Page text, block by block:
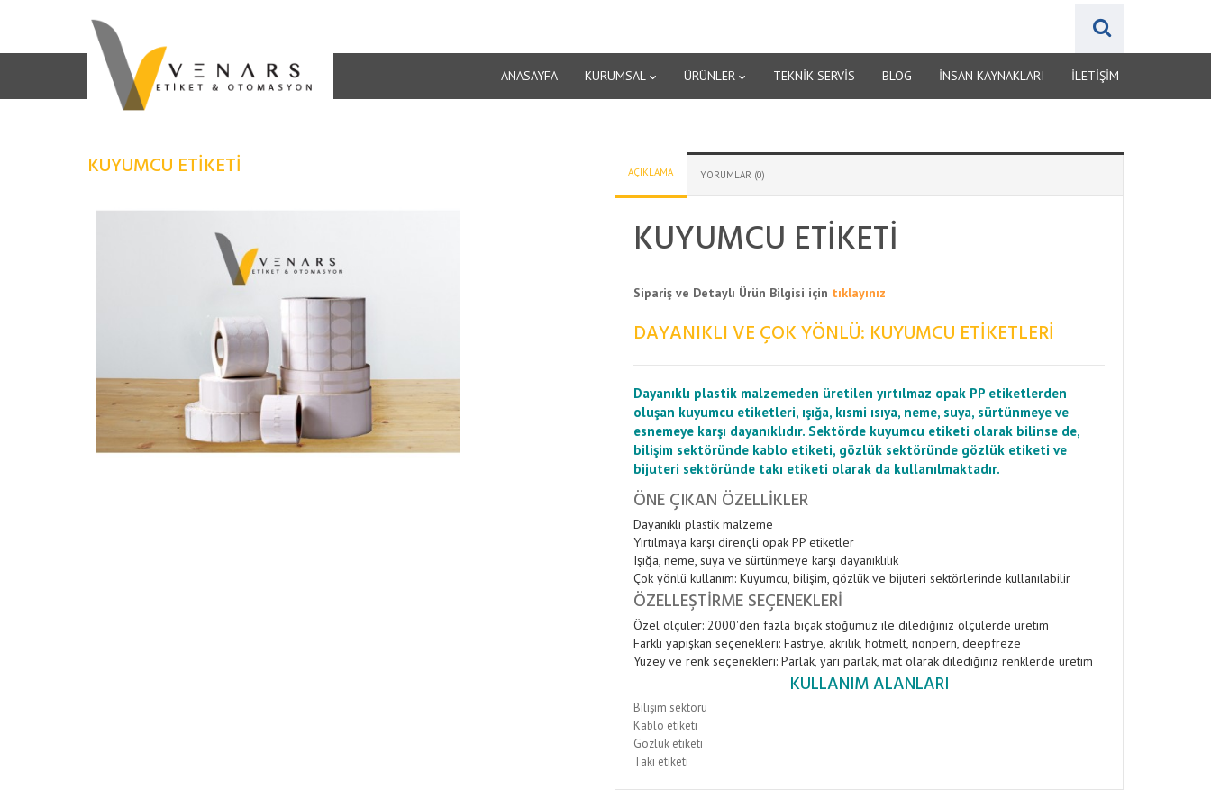
ANASAYFA KURUMSAL ÜRÜNLER TEKNİK SERVİS BLOG İNSAN KAYNAKLARI İLETIŞIM
KUYUMCU ETIKETI AÇIKLAMA YORUMLAR (0)
KUYUMCU ETIKETI
Sipariş ve Detaylı Ürün Bilgisi için tıklayınız
DAYANIKLI VE ÇOK YÖNLÜ: KUYUMCU ETIKETLERI
Dayanıklı plastik malzemeden üretilen yırtılmaz opak PP etiketlerden
oluşan kuyumcu etiketleri, ışığa, kısmi ısıya, neme, suya, sürtünmeye ve
esnemeye karşı dayanıklıdır. Sektörde kuyumcu etiketi olarak bilinse de,
bilişim sektöründe kablo etiketi, gözlük sektöründe gözlük etiketi ve
bijuteri sektöründe takı etiketi olarak da kullanılmaktadır.
ÖNE ÇIKAN ÖZELLIKLER
Dayanıklı plastik malzeme
Yırtılmaya karşı dirençli opak PP etiketler
Işığa, neme, suya ve sürtünmeye karşı dayanıklılık
Çok yönlü kullanım: Kuyumcu, bilişim, gözlük ve bijuteri sektörlerinde kullanılabilir
ÖZELLEŞTIRME SEÇENEKLERI
Özel ölçüler: 2000'den fazla bıçak stoğumuz ile dilediğiniz ölçülerde üretim
Farklı yapışkan seçenekleri: Fastrye, akrilik, hotmelt, nonpern, deepfreze
Yüzey ve renk seçenekleri: Parlak, yarı parlak, mat olarak dilediğiniz renklerde üretim
KULLANIM ALANLARI
Bilişim sektörü
Kablo etiketi
Gözlük etiketi
Takı etiketi